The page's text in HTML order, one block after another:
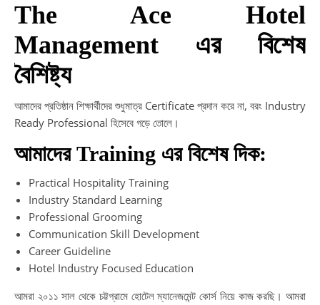
The Ace Hotel
Management এর বিশেষ
বৈশিষ্ট্য
আমাদের প্রতিষ্ঠান শিক্ষার্থীদের শুধুমাত্র Certificate প্রদান করে না, বরং Industry
Ready Professional হিসেবে গড়ে তোলে।
আমাদের Training এর বিশেষ দিক:
Practical Hospitality Training
Industry Standard Learning
Professional Grooming
Communication Skill Development
Career Guideline
Hotel Industry Focused Education
আমরা ২০১১ সাল থেকে চট্টগ্রামে হোটেল ম্যানেজমেন্ট কোর্স নিয়ে কাজ করছি। আমরা